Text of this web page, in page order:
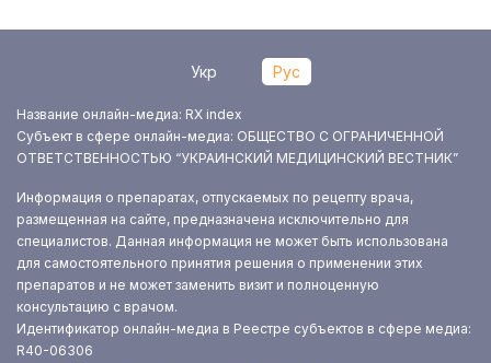
Укр Рус
Название онлайн-медиа: RX index
Субъект в сфере онлайн-медиа: ОБЩЕСТВО С ОГРАНИЧЕННОЙ
ОТВЕТСТВЕННОСТЬЮ “УКРАИНСКИЙ МЕДИЦИНСКИЙ ВЕСТНИК”
Информация о препаратах, отпускаемых по рецепту врача,
размещенная на сайте, предназначена исключительно для
специалистов. Данная информация не может быть использована
для самостоятельного принятия решения о применении этих
препаратов и не может заменить визит и полноценную
консультацию с врачом.
Идентификатор онлайн-медиа в Реестре субъектов в сфере медиа:
R40-06306